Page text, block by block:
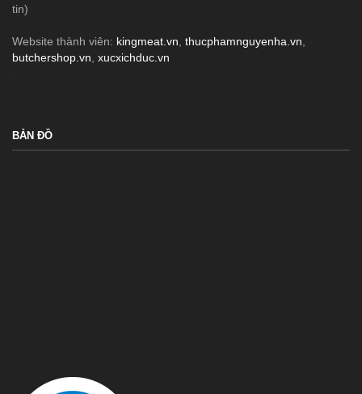
tin)
Website thành viên: kingmeat.vn thucphamnguyenha.vn
butchershop.vn xucxichduc.vn
BẢN ĐỒ